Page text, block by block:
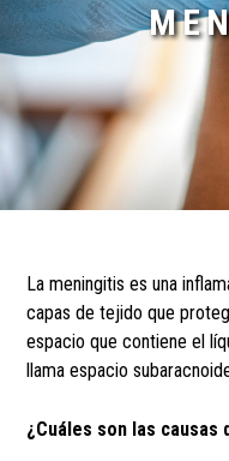
La meningitis es una
capas de tejido que
espacio que contiene el
llama espacio
¿Cuáles son las causas